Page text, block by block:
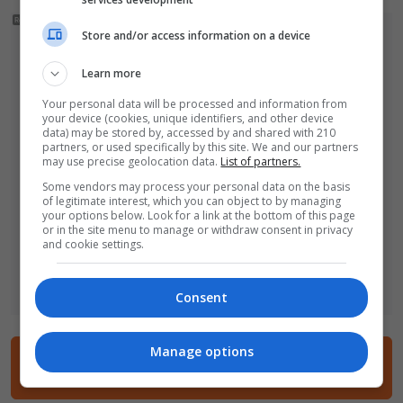
14 komentarzy
Store and/or access information on a device
Learn more
Your personal data will be processed and information from
your device (cookies, unique identifiers, and other device
data) may be stored by, accessed by and shared with 210
partners, or used specifically by this site. We and our partners
may use precise geolocation data. List of partners.
Some vendors may process your personal data on the basis
of legitimate interest, which you can object to by managing
your options below. Look for a link at the bottom of this page
or in the site menu to manage or withdraw consent in privacy
and cookie settings.
Consent
Manage options